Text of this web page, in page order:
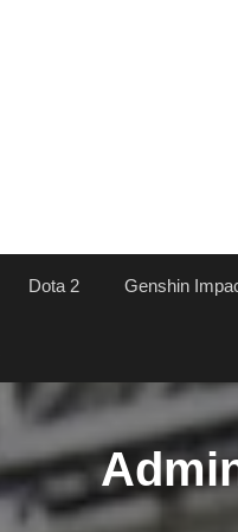
Dota 2 Genshin